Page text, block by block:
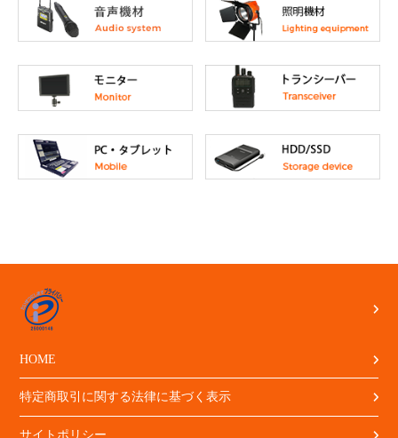
HOME
特定商取引に関する法律に基づく表示
サイトポリシー